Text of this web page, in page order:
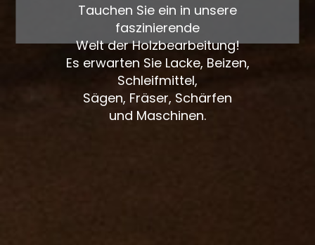
Tauchen Sie ein in unsere
faszinierende
Welt der Holzbearbeitung!
Es erwarten Sie Lacke, Beizen,
Schleifmittel,
Sägen, Fräser, Schärfen
und Maschinen.